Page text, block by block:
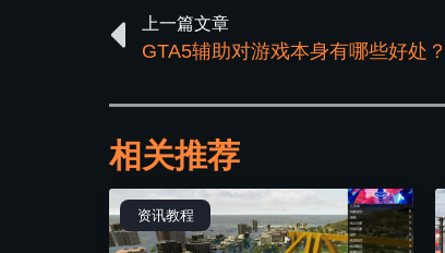
上一篇文章
GTA5辅助对游戏本身有哪些好处？
相关推荐
资讯教程